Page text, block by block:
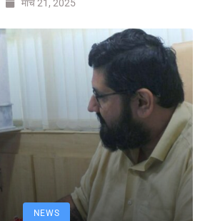
मार्च 21, 2025
NEWS